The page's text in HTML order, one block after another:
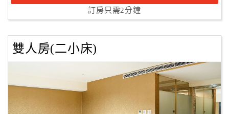
訂房只需2分鐘
雙人房(二小床)